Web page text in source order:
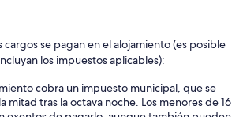
cargos se pagan en el alojamiento (es posible
los impuestos aplicables):
cobra un impuesto municipal, que se
mitad tras la octava noche. Los menores de 16